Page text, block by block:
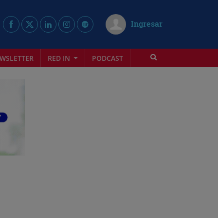
Ingresar
RED IN PODCAST